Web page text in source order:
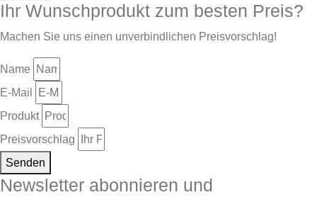
Ihr Wunschprodukt zum besten Preis?
Machen Sie uns einen unverbindlichen Preisvorschlag!
Name
E-Mail
Produkt
Preisvorschlag
Senden
Newsletter abonnieren und